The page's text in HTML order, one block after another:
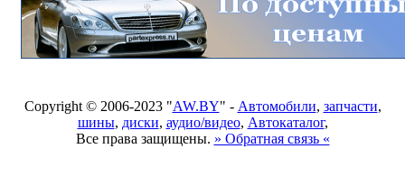
Copyright © 2006-2023 "AW.BY" - Автомобили, запчасти,
шины, диски, аудио/видео, Автокаталог,
Все права защищены. » Обратная связь «